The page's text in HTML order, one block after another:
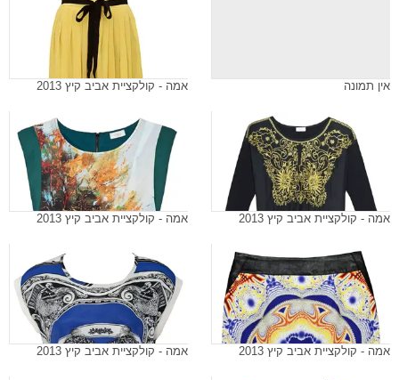
אין תמונה אמה - קולקציית אביב קיץ 2013
אמה - קולקציית אביב קיץ 2013 אמה - קולקציית אביב קיץ 2013
אמה - קולקציית אביב קיץ 2013 אמה - קולקציית אביב קיץ 2013